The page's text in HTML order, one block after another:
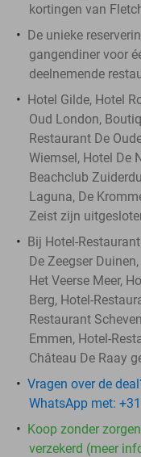
kortingen van
De unieke
gangendiner voor
deelnemende
Hotel Gilde, Hotel
Oud London,
Restaurant De
Wiemsel, Hotel De
Beachclub
Laguna, De
Zeist zijn
Bij Hotel-
De Zeegser
Het Veerse Meer,
Berg, Hotel-
Restaurant
Emmen, Hotel-
Château De Raay
Vragen over de
WhatsApp met:
Koop zonder
verzekerd (meer